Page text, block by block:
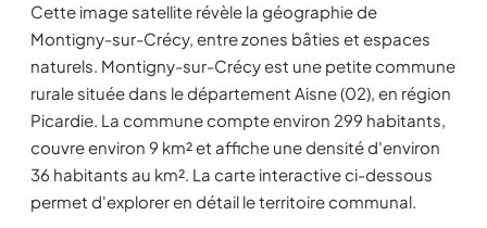
Cette image satellite révèle la géographie de
Montigny-sur-Crécy, entre zones bâties et espaces
naturels. Montigny-sur-Crécy est une petite commune
rurale située dans le département Aisne (02), en région
Picardie. La commune compte environ 299 habitants,
couvre environ 9 km² et affiche une densité d'environ
36 habitants au km². La carte interactive ci-dessous
permet d'explorer en détail le territoire communal.